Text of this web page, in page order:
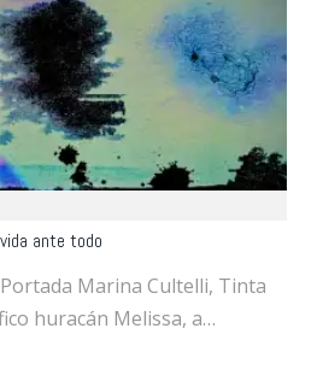
ante todo
Marina Cultelli, Tinta
huracán Melissa, a…